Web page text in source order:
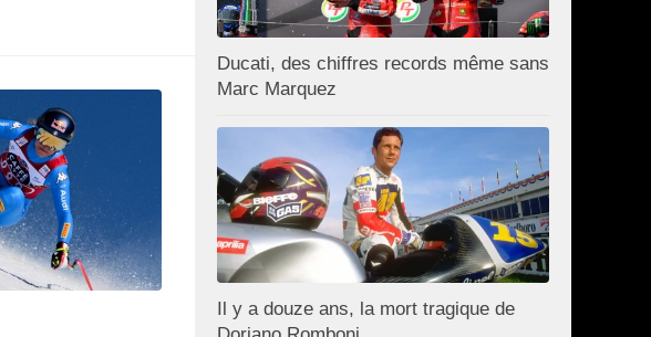
Ducati, des chiffres records même sans
Marc Marquez
Il y a douze ans, la mort tragique de